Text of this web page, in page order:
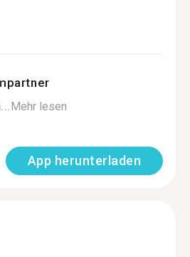
Mehr lesen
App herunterladen